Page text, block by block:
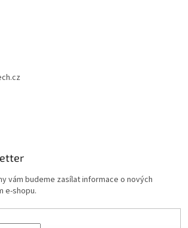
vám budeme zasílat informace o nových
e-shopu.